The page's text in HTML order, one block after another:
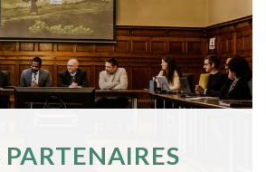
PARTENAIRES